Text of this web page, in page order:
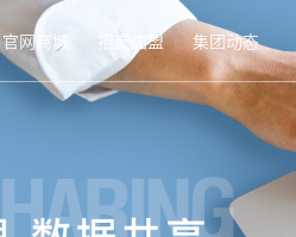
官网商城 招商加盟 集团动态